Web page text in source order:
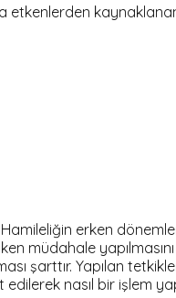
etkenlerden
erken
müdahale
şarttır. Yapılan
nasıl bir işlem